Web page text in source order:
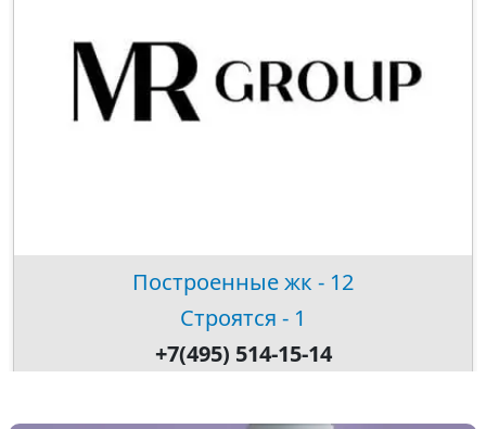
Построенные жк - 12
Строятся - 1
+7(495) 514-15-14